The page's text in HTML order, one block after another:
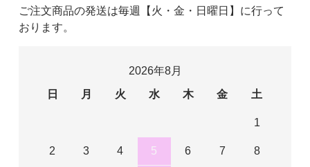
ご注文商品の発送は毎週【火・金・日曜日】に行って
おります。
2026年8月
日
月 火 水 木 金 土
1
2 3 4 5 6 7 8